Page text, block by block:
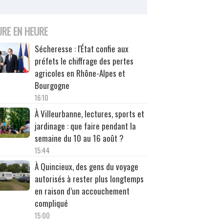
EN HEURE
Sécheresse : l'État confie aux
préfets le chiffrage des pertes
agricoles en Rhône-Alpes et
Bourgogne
16:10
À Villeurbanne, lectures, sports et
jardinage : que faire pendant la
semaine du 10 au 16 août ?
15:44
À Quincieux, des gens du voyage
autorisés à rester plus longtemps
en raison d’un accouchement
compliqué
15:00